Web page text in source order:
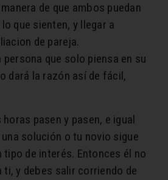
de que ambos puedan
que sienten, y llegar a
de pareja.
persona que solo piensa en su
dará la razón así de fácil,
pasen y pasen, e igual
solución o tu novio sigue
de interés. Entonces él no
ti, y debes salir corriendo de